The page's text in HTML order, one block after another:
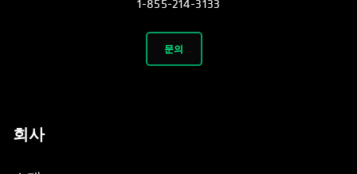
1-855-214-3133
문의
회사